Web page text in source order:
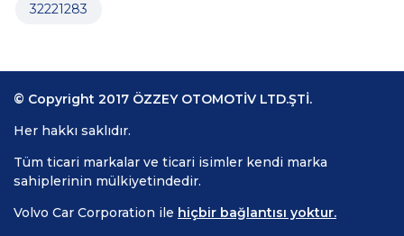
32221283
© Copyright 2017 ÖZZEY OTOMOTİV LTD.ŞTİ.
Her hakkı saklıdır.
Tüm ticari markalar ve ticari isimler kendi marka
sahiplerinin mülkiyetindedir.
Volvo Car Corporation ile hiçbir bağlantısı yoktur.